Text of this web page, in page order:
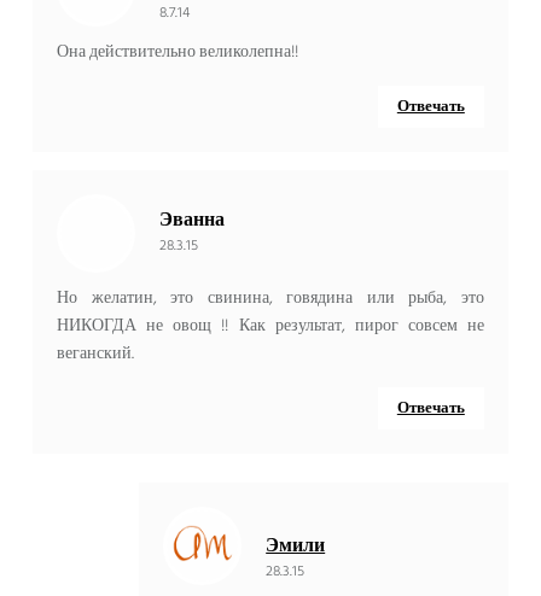
8.7.14
Она действительно великолепна!!
Отвечать
Эванна
28.3.15
Но желатин, это свинина, говядина или рыба, это
НИКОГДА не овощ !! Как результат, пирог совсем не
веганский.
Отвечать
Эмили
28.3.15